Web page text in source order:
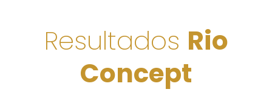
Resultados Rio
Concept